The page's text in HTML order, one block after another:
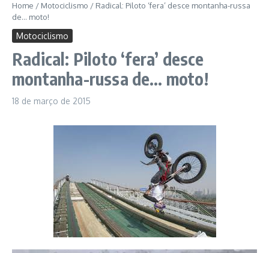
Home / Motociclismo / Radical: Piloto ‘fera’ desce montanha-russa
de… moto!
Motociclismo
Radical: Piloto ‘fera’ desce
montanha-russa de… moto!
18 de março de 2015